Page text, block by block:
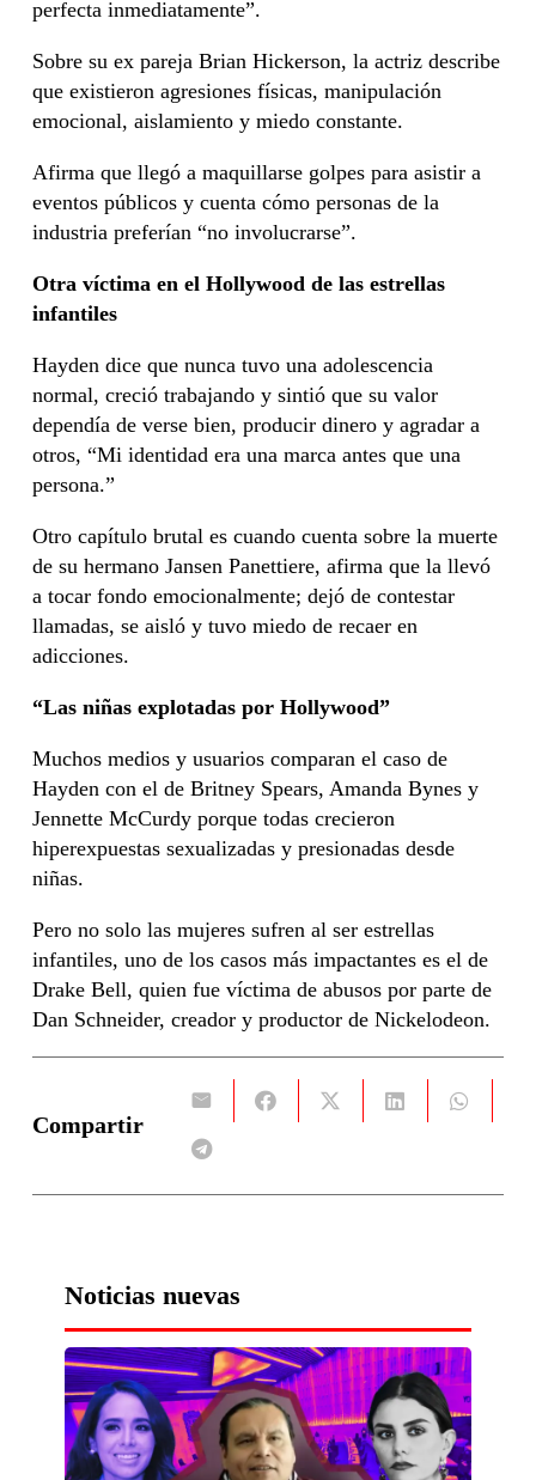
perfecta inmediatamente”.
Sobre su ex pareja Brian Hickerson, la actriz describe
que existieron agresiones físicas, manipulación
emocional, aislamiento y miedo constante.
Afirma que llegó a maquillarse golpes para asistir a
eventos públicos y cuenta cómo personas de la
industria preferían “no involucrarse”.
Otra víctima en el Hollywood de las estrellas
infantiles
Hayden dice que nunca tuvo una adolescencia
normal, creció trabajando y sintió que su valor
dependía de verse bien, producir dinero y agradar a
otros, “Mi identidad era una marca antes que una
persona.”
Otro capítulo brutal es cuando cuenta sobre la muerte
de su hermano Jansen Panettiere, afirma que la llevó
a tocar fondo emocionalmente; dejó de contestar
llamadas, se aisló y tuvo miedo de recaer en
adicciones.
“Las niñas explotadas por Hollywood”
Muchos medios y usuarios comparan el caso de
Hayden con el de Britney Spears, Amanda Bynes y
Jennette McCurdy porque todas crecieron
hiperexpuestas sexualizadas y presionadas desde
niñas.
Pero no solo las mujeres sufren al ser estrellas
infantiles, uno de los casos más impactantes es el de
Drake Bell, quien fue víctima de abusos por parte de
Dan Schneider, creador y productor de Nickelodeon.
Compartir
Noticias nuevas